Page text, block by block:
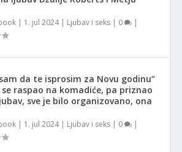
| 1. jul 2024| Ljubav i seks | 0 |
da te isprosim za Novu godinu“
raspao na komadiće, pa priznao
sve je bilo organizovano, ona
| 1. jul 2024| Ljubav i seks | 0 |